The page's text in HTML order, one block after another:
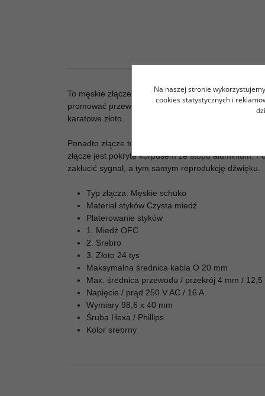
To męskie złącze zasilające Schuko Viborg
promować przewodnictwo, ale także zapewniać
karatowe złoto.
Ponadto złącze to jest w stanie pomieścić kable o
złącze jest pokryte korpusem ze stopu aluminium.
zakłucić sygnał, a tym samym reprodukcję dźwięku.
Typ złącza: Męskie schuko
Materiał styków Czysta miedź
Platerowanie styków
1. Miedź OFC
2. Srebro
3. Złoto 24 tys
Maksymalna średnica kabla O 20 mm
Max. średnica przewodu / przekrój 4 mm / 12,5
Napięcie / prąd 250 V AC / 16 A.
Wymiary 98,6 x 40 mm
Śruba Hexa / Phillips
Kolor srebrny
Na naszej stronie
cookies statystycznych i